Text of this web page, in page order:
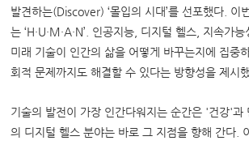
발견하는(Discover) ‘몰입의 시대’를 선포했다. 이
는 ‘H·U·M·A·N’. 인공지능, 디지털 헬스, 지속가
미래 기술이 인간의 삶을 어떻게 바꾸는지에 집중
회적 문제까지도 해결할 수 있다는 방향성을 제시
기술의 발전이 가장 인간다워지는 순간은 '건강'과
의 디지털 헬스 분야는 바로 그 지점을 향해 간다.